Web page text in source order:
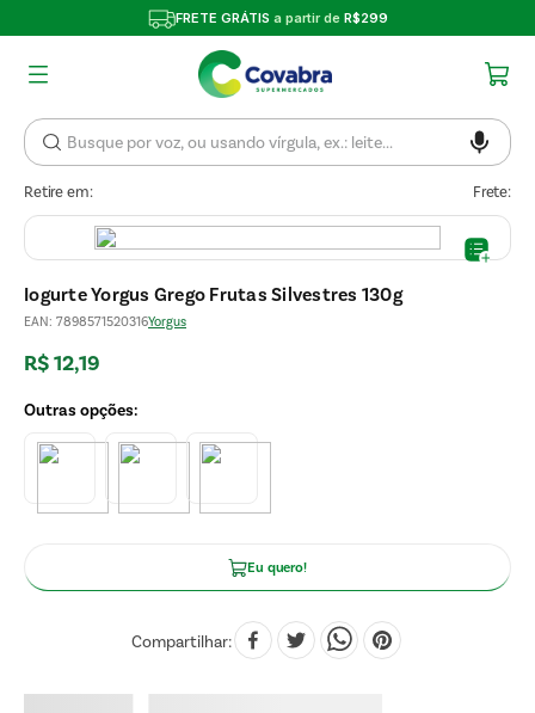
FRETE GRÁTIS a partir de R$299
Retire em: Frete:
Iogurte Yorgus Grego Frutas Silvestres 130g
EAN: 7898571520316Yorgus
R$12,19
Eu quero!
Compartilhar